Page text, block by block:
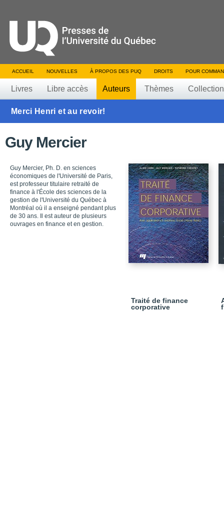
ACCUEIL NOUVELLES À PROPOS DES PUQ DROITS POUR
Livres Libre accès Auteurs Thèmes
Merci Henri et au revoir!
Guy Mercier
Guy Mercier, Ph. D. en sciences
économiques de l'Université de Paris,
est professeur titulaire retraité de
finance à l'École des sciences de la
gestion de l'Université du Québec à
Montréal où il a enseigné pendant plus
de 30 ans. Il est auteur de plusieurs
ouvrages en finance et en gestion.
Traité de finance
corporative